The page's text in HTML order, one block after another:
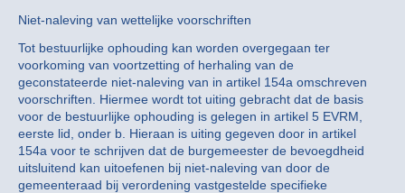
Niet-naleving van wettelijke voorschriften
Tot bestuurlijke ophouding kan worden overgegaan ter
voorkoming van voortzetting of herhaling van de
geconstateerde niet-naleving van in artikel 154a omschreven
voorschriften. Hiermee wordt tot uiting gebracht dat de basis
voor de bestuurlijke ophouding is gelegen in artikel 5 EVRM,
eerste lid, onder b. Hieraan is uiting gegeven door in artikel
154a voor te schrijven dat de burgemeester de bevoegdheid
uitsluitend kan uitoefenen bij niet-naleving van door de
gemeenteraad bij verordening vastgestelde specifieke